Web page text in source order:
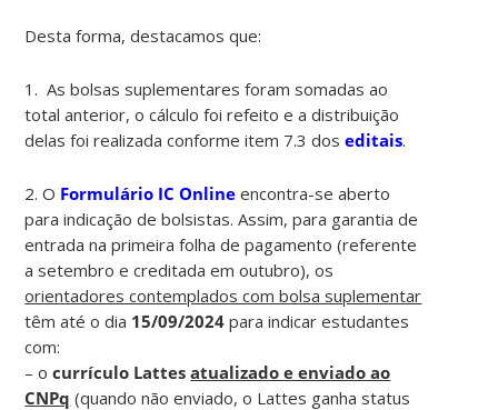
Desta forma, destacamos que:
1. As bolsas suplementares foram somadas ao
total anterior, o cálculo foi refeito e a distribuição
delas foi realizada conforme item 7.3 doseditais.
2. O Formulário IC Online encontra-se aberto
para indicação de bolsistas. Assim, para garantia de
entrada na primeira folha de pagamento (referente
a setembro e creditada em outubro), os
orientadores contemplados com bolsa suplementar
têm até o dia 15/09/2024 para indicar estudantes
com:
– ocurrículo Lattesatualizado e enviado ao
CNPq (quando não enviado, o Lattes ganha status